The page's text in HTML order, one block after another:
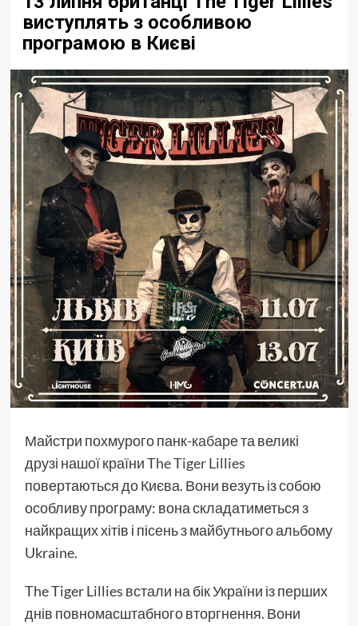
виступлять з особливою
програмою в Києві
Майстри похмурого панк-кабарета великі
друзі нашої країниThe Tiger Lillies
повертаються до Києва. Вони везуть із собою
особливу програму: вона складатиметься з
найкращих хітів і пісень з майбутнього альбому
Ukraine.
The Tiger Lillies встали на бік України із перших
днів повномасштабного вторгнення. Вони